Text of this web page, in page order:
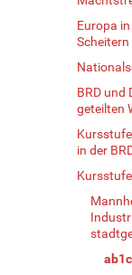
Europa
BRD und
geteilten
in der